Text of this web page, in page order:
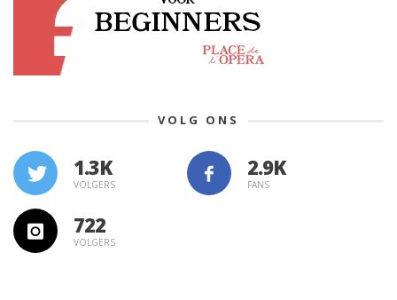
VOLG ONS
1.3K
VOLGERS FANS
722
VOLGERS